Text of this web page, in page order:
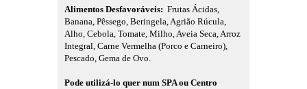
Alimentos Desfavoráveis: Frutas Ácidas,
Banana, Pêssego, Beringela, Agrião Rúcula,
Alho, Cebola, Tomate, Milho, Aveia Seca, Arroz
Integral, Carne Vermelha (Porco e Carneiro),
Pescado, Gema de Ovo.
Pode utilizá-lo quer num SPA ou Centro